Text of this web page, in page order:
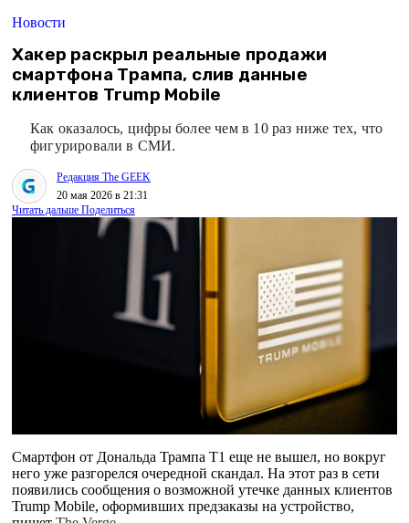
Новости
Хакер раскрыл реальные продажи
смартфона Трампа, слив данные
клиентов Trump Mobile
Как оказалось, цифры более чем в 10 раз ниже тех, что
фигурировали в СМИ.
Редакция The GEEK
20 мая 2026 в 21:31
Читать дальше Поделиться
Смартфон от Дональда Трампа T1 еще не вышел, но вокруг
него уже разгорелся очередной скандал. На этот раз в сети
появились сообщения о возможной утечке данных клиентов
Trump Mobile, оформивших предзаказы на устройство,